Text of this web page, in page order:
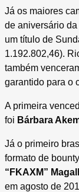
Já os maiores
de aniversário
um título de
1.192.802,46).
também
garantido para o
A primeira
foi Bárbara
Já o primeiro
formato de
“FKAXM”
em agosto de